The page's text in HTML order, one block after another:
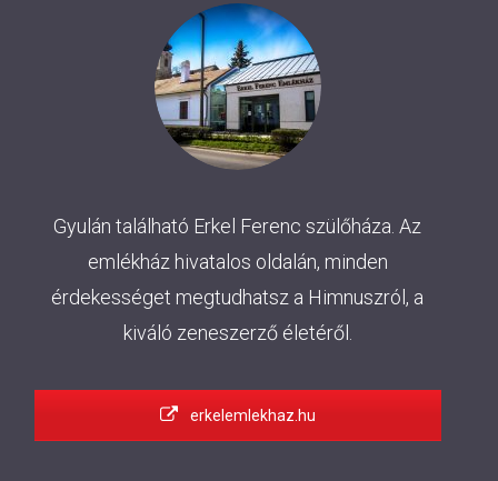
Gyulán található Erkel Ferenc szülőháza. Az
emlékház hivatalos oldalán, minden
érdekességet megtudhatsz a Himnuszról, a
kiváló zeneszerző életéről.
erkelemlekhaz.hu